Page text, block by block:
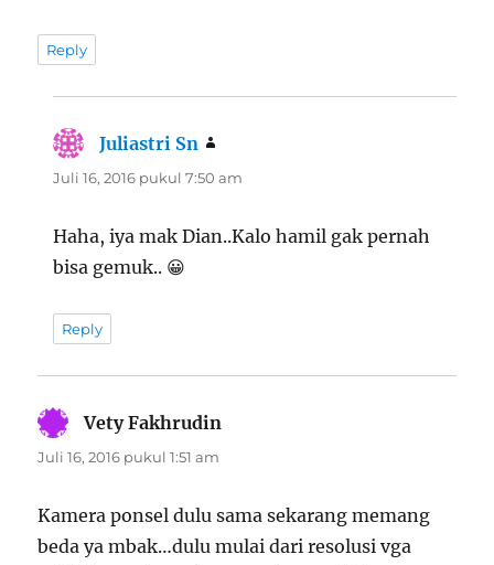
Reply
Juliastri Sn
Juli 16, 2016 pukul 7:50 am
Haha, iya mak Dian..Kalo hamil gak pernah
bisa gemuk.. 😀
Reply
Vety Fakhrudin
Juli 16, 2016 pukul 1:51 am
Kamera ponsel dulu sama sekarang memang
beda ya mbak…dulu mulai dari resolusi vga